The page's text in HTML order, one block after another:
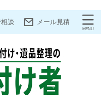
談 メール見積